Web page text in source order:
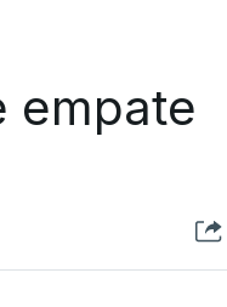
empate